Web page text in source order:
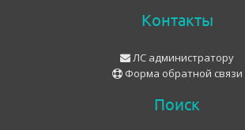
Контакты
ЛС администратору
Форма обратной связи
Поиск